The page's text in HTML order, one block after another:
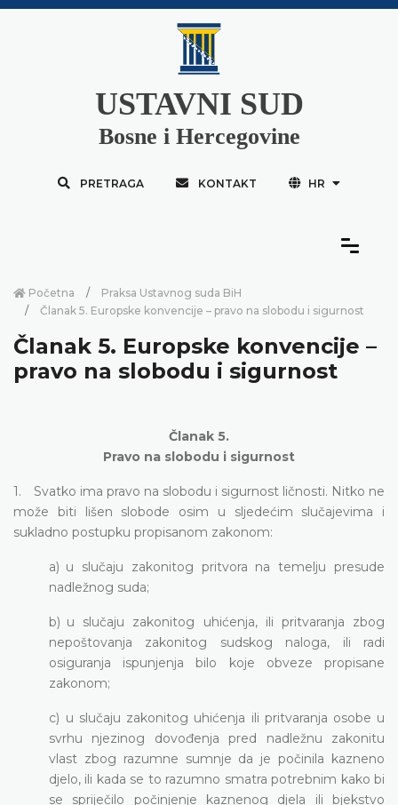
USTAVNI SUD
Bosne i Hercegovine
PRETRAGA KONTAKT HR
Početna
Praksa Ustavnog suda BiH
Članak 5. Europske konvencije – pravo na slobodu i sigurnost
Članak 5. Europske konvencije –
pravo na slobodu i sigurnost
Članak 5.
Pravo na slobodu i sigurnost
1. Svatko ima pravo na slobodu i sigurnost ličnosti. Nitko ne
može biti lišen slobode osim u sljedećim slučajevima i
sukladno postupku propisanom zakonom:
a) u slučaju zakonitog pritvora na temelju presude
nadležnog suda;
b) u slučaju zakonitog uhićenja, ili pritvaranja zbog
nepoštovanja zakonitog sudskog naloga, ili radi
osiguranja ispunjenja bilo koje obveze propisane
zakonom;
c) u slučaju zakonitog uhićenja ili pritvaranja osobe u
svrhu njezinog dovođenja pred nadležnu zakonitu
vlast zbog razumne sumnje da je počinila kazneno
djelo, ili kada se to razumno smatra potrebnim kako bi
se spriječilo počinjenje kaznenog djela ili bjekstvo